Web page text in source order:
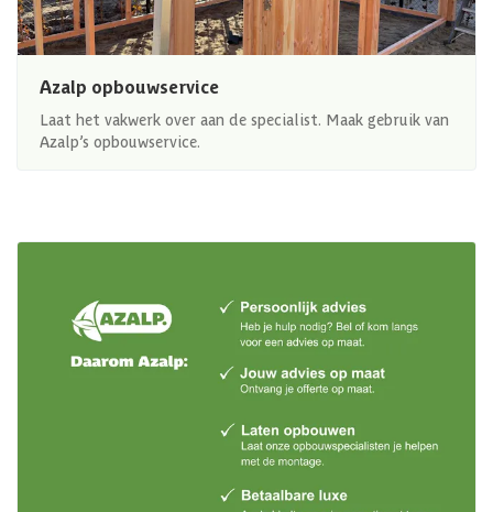
Azalp opbouwservice
Laat het vakwerk over aan de specialist. Maak gebruik van
Azalp’s opbouwservice.